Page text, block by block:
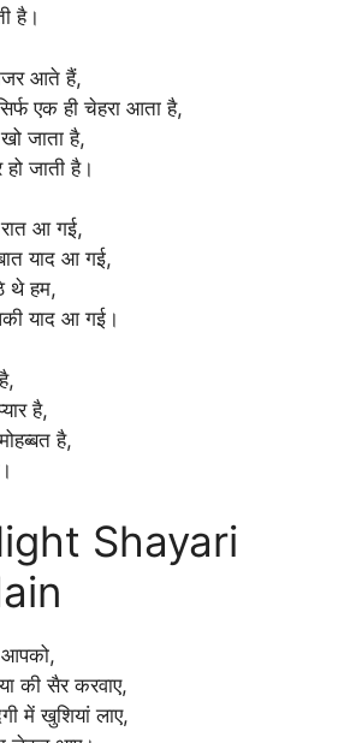
है।
आते हैं,
एक ही चेहरा आता है,
जाता है,
जाती है।
आ गई,
याद आ गई,
थे हम,
याद आ गई।
है,
है,
Shayari
आपको,
की सैर करवाए,
में खुशियां लाए,